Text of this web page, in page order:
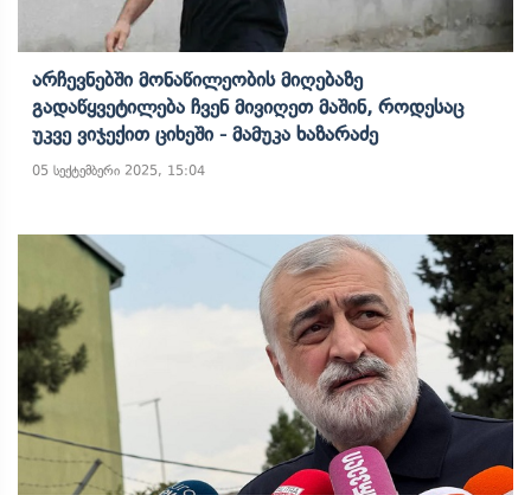
Არჩევნებში Მონაწილეობის Მიღებაზე
Გადაწყვეტილება Ჩვენ Მივიღეთ Მაშინ, Როდესაც
Უკვე Ვიჯექით Ციხეში - Მამუკა Ხაზარაძე
05 სექტემბერი 2025, 15:04